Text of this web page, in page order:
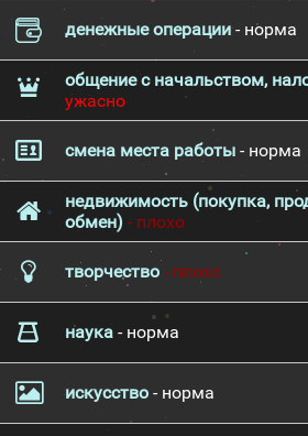
денежные операции- норма
общение с начальством,
ужасно
смена места работы - норма
недвижимость (покупка,
обмен) - плохо
творчество - плохо
наука - норма
искусство - норма